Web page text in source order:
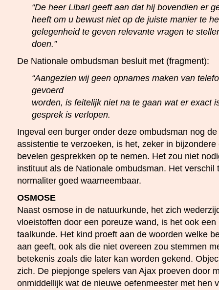
“De heer Libari geeft aan dat hij bovendien er
heeft om u bewust niet op de juiste manier te
gelegenheid te geven relevante vragen te
doen.”
De Nationale ombudsman besluit met (fragment):
“Aangezien wij geen opnames maken van
gevoerd
worden, is feitelijk niet na te gaan wat er exact
gesprek is verlopen.
Ingeval een burger onder deze ombudsman nog
assistentie te verzoeken, is het, zeker in
bevelen gesprekken op te nemen. Het zou niet
instituut als de Nationale ombudsman. Het verschil
normaliter goed waarneembaar.
OSMOSE
Naast osmose in de natuurkunde, het zich
vloeistoffen door een poreuze wand, is het ook
taalkunde. Het kind proeft aan de woorden welke
aan geeft, ook als die niet overeen zou stemmen
betekenis zoals die later kan worden gekend.
zich. De piepjonge spelers van Ajax proeven door
onmiddellijk wat de nieuwe oefenmeester met hen